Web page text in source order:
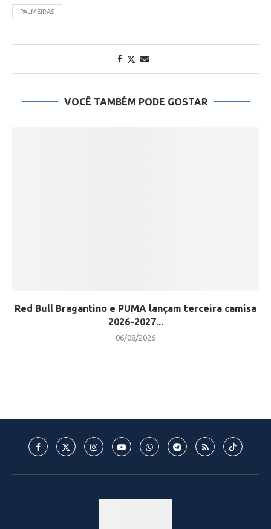
PALMEIRAS
VOCÊ TAMBÉM PODE GOSTAR
Red Bull Bragantino e PUMA lançam terceira camisa
2026-2027...
06/08/2026